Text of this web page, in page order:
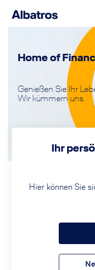
Home of
Genießen Sie Ihr
Wir kümmern uns.
Ihr
Hier können Sie